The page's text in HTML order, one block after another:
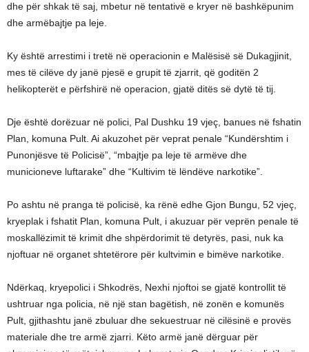
dhe për shkak të saj, mbetur në tentativë e kryer në bashkëpunim
dhe armëbajtje pa leje.
Ky është arrestimi i tretë në operacionin e Malësisë së Dukagjinit,
mes të cilëve dy janë pjesë e grupit të zjarrit, që goditën 2
helikopterët e përfshirë në operacion, gjatë ditës së dytë të tij.
Dje është dorëzuar në polici, Pal Dushku 19 vjeç, banues në fshatin
Plan, komuna Pult. Ai akuzohet për veprat penale “Kundërshtim i
Punonjësve të Policisë”, “mbajtje pa leje të armëve dhe
municioneve luftarake” dhe “Kultivim të lëndëve narkotike”.
Po ashtu në pranga të policisë, ka rënë edhe Gjon Bungu, 52 vjeç,
kryeplak i fshatit Plan, komuna Pult, i akuzuar për veprën penale të
moskallëzimit të krimit dhe shpërdorimit të detyrës, pasi, nuk ka
njoftuar në organet shtetërore për kultvimin e bimëve narkotike.
Ndërkaq, kryepolici i Shkodrës, Nexhi njoftoi se gjatë kontrollit të
ushtruar nga policia, në një stan bagëtish, në zonën e komunës
Pult, gjithashtu janë zbuluar dhe sekuestruar në cilësinë e provës
materiale dhe tre armë zjarri. Këto armë janë dërguar për